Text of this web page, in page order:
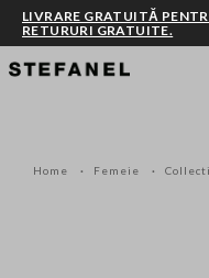
MERGI LA CONȚINUTUL
LIVRARE GRATUITĂ
RETURURI GRATUITE.
Home Femeie